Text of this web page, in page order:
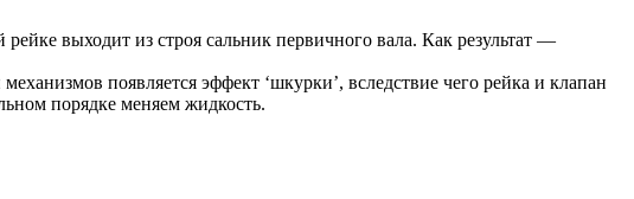
выходит из строя сальник первичного вала. Как результат —
появляется эффект ‘шкурки’, вследствие чего рейка и клапан
порядке меняем жидкость.